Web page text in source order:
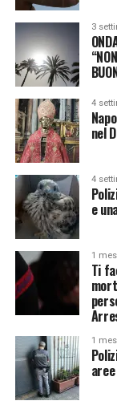
3
4
nel
4
e
1
Ti
1